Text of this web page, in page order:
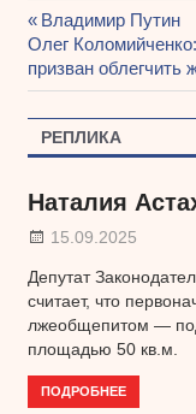
Навигация
по
записям
Предыдущая
запись:
Владимир Путин
Следующая
запись:
Олег
призван облегчить
РЕПЛИКА
Наталия
15.09.2025
Депутат
считает, что
лжеобщепитом —
площадью 50 кв.м.
ПОДРОБНЕЕ